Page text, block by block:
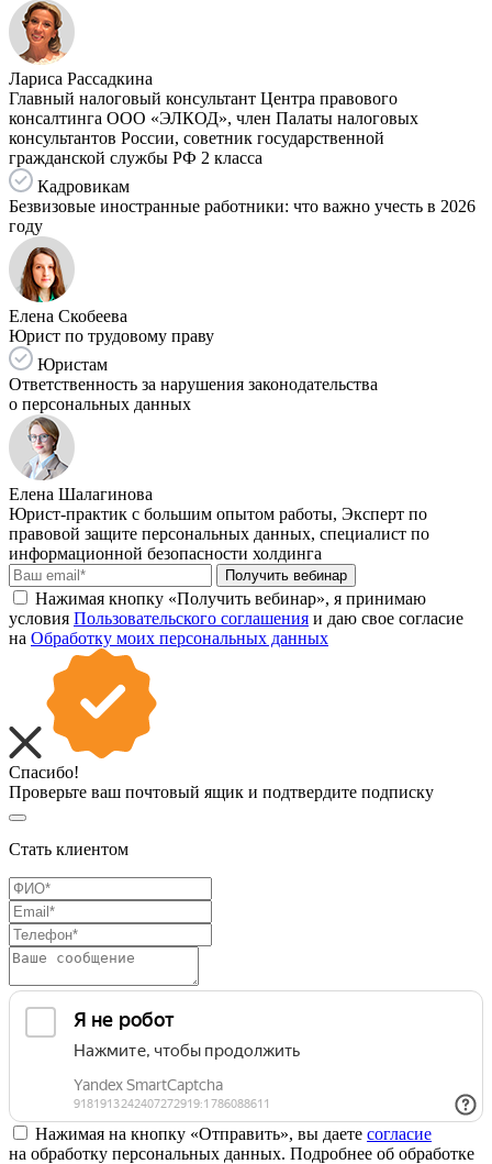
Лариса Рассадкина
Главный налоговый консультант Центра правового
консалтинга ООО «ЭЛКОД», член Палаты налоговых
консультантов России, советник государственной
гражданской службы РФ 2 класса
Кадровикам
Безвизовые иностранные работники: что важно учесть в 2026
году
Елена Скобеева
Юрист по трудовому праву
Юристам
Ответственность за нарушения законодательства
о персональных данных
Елена Шалагинова
Юрист-практик с большим опытом работы, Эксперт по
правовой защите персональных данных, специалист по
информационной безопасности холдинга
Получить вебинар
Нажимая кнопку «Получить вебинар», я принимаю
условия Пользовательского соглашения и даю свое согласие
на Обработку моих персональных данных
Спасибо!
Проверьте ваш почтовый ящик и подтвердите подписку
Стать клиентом
Нажимая на кнопку «Отправить», вы даете согласие
на обработку персональных данных. Подробнее об обработке